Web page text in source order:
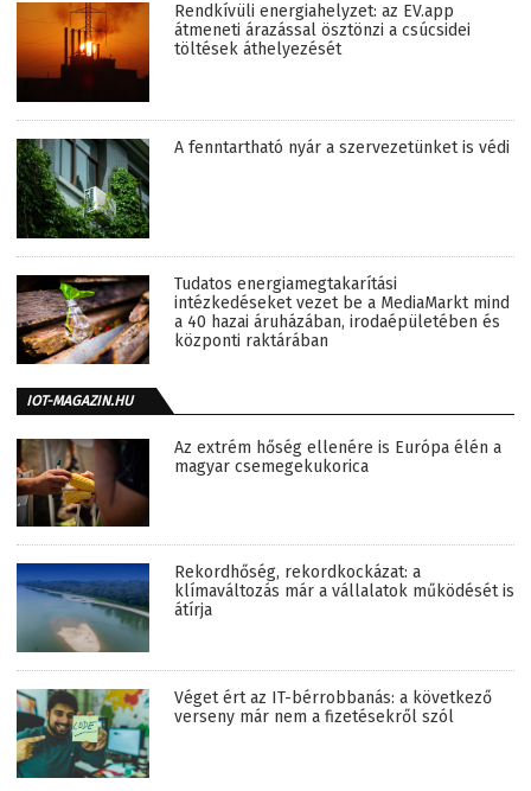
Rendkívüli energiahelyzet: az EV.app
átmeneti árazással ösztönzi a csúcsidei
töltések áthelyezését
A fenntartható nyár a szervezetünket is védi
Tudatos energiamegtakarítási
intézkedéseket vezet be a MediaMarkt mind
a 40 hazai áruházában, irodaépületében és
központi raktárában
IOT-MAGAZIN.HU
Az extrém hőség ellenére is Európa élén a
magyar csemegekukorica
Rekordhőség, rekordkockázat: a
klímaváltozás már a vállalatok működését is
átírja
Véget ért az IT-bérrobbanás: a következő
verseny már nem a fizetésekről szól